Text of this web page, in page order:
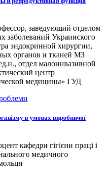
заведующий отделом
заболеваний Украинского
эндокринной хирургии,
органов и тканей МЗ
отдел малоинвазивной
центр
медицины» ГУД
в умовах виробничої
кафедри гігієни праці і
медичного